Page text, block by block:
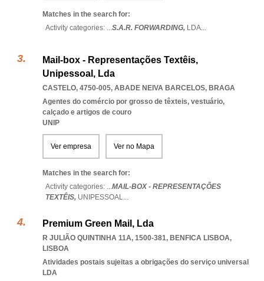
Matches in the search for:
Activity categories: ...S.A.R. FORWARDING, LDA...
Mail-box - Representações Textêis,
Unipessoal, Lda
CASTELO, 4750-005, ABADE NEIVA BARCELOS, BRAGA
Agentes do comércio por grosso de têxteis, vestuário,
calçado e artigos de couro
UNIP
Ver empresa Ver no Mapa
Matches in the search for:
Activity categories: ...MAIL-BOX - REPRESENTAÇÕES
TEXTÊIS, UNIPESSOAL...
Premium Green Mail, Lda
R JULIÃO QUINTINHA 11A, 1500-381, BENFICA LISBOA,
LISBOA
Atividades postais sujeitas a obrigações do serviço universal
LDA